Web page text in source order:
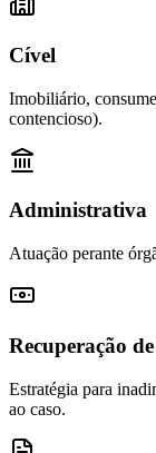
Cível
Imobiliário,
contencioso).
Administrativa
Atuação perante
Recuperação
Estratégia para
ao caso.